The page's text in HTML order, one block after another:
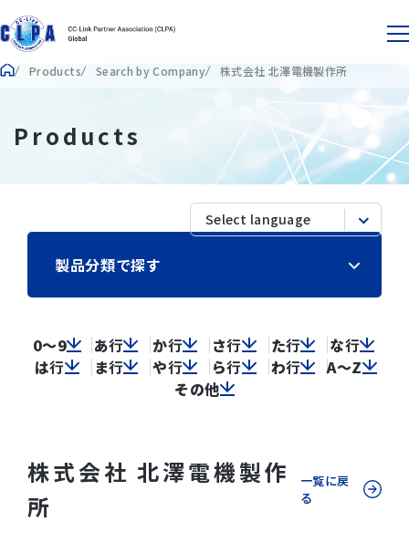
Products Search by Company 株式会社 北澤電機製作所
Products
製品分類で探す
0～9 あ行 か行 さ行 た行 な行
は行 ま行 や行 ら行 わ行
A～Z
その他
株式会社 北澤電機製作
所
一覧に戻
る